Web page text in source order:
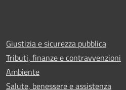
Giustizia e sicurezza pubblica
Tributi, finanze e contravvenzioni
Ambiente
Salute, benessere e assistenza